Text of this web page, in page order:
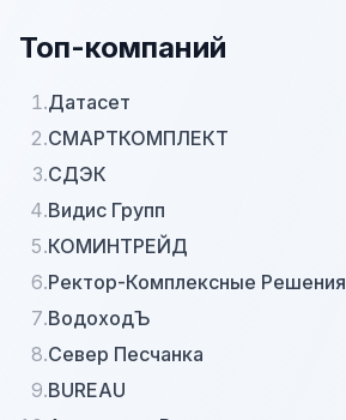
Топ-компаний
1.Датасет
2.СМАРТКОМПЛЕКТ
3.СДЭК
4.Видис Групп
5.КОМИНТРЕЙД
6.Ректор-Комплексные Решения
7.ВодоходЪ
8.Север Песчанка
9.BUREAU